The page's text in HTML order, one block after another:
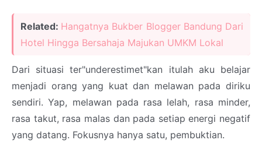
Related: Hangatnya Bukber Blogger Bandung Dari
Hotel Hingga Bersahaja Majukan UMKM Lokal
Dari situasi ter"underestimet"kan itulah aku belajar
menjadi orang yang kuat dan melawan pada diriku
sendiri. Yap, melawan pada rasa lelah, rasa minder,
rasa takut, rasa malas dan pada setiap energi negatif
yang datang. Fokusnya hanya satu, pembuktian.